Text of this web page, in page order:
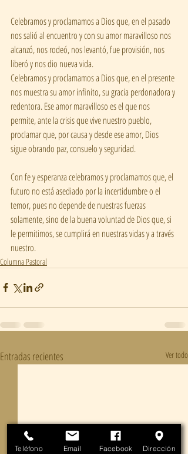
Celebramos y proclamamos a Dios que, en el pasado
nos salió al encuentro y con su amor maravilloso nos
alcanzó, nos rodeó, nos levantó, fue provisión, nos
liberó y nos dio nueva vida.
Celebramos y proclamamos a Dios que, en el presente
nos muestra su amor infinito, su gracia perdonadora y
redentora. Ese amor maravilloso es el que nos
permite, ante la crisis que vive nuestro pueblo,
proclamar que, por causa y desde ese amor, Dios
sigue obrando paz, consuelo y seguridad.
Con fe y esperanza celebramos y proclamamos que, el
futuro no está asediado por la incertidumbre o el
temor, pues no depende de nuestras fuerzas
solamente, sino de la buena voluntad de Dios que, si
le permitimos, se cumplirá en nuestras vidas y a través
nuestro.
Columna Pastoral
Entradas recientes Ver todo
Teléfono Email Facebook Dirección